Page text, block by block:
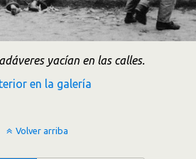
yacían en las calles.
en la galería
Volver arriba